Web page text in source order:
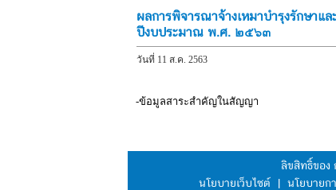
ผลการพิจารณาจ้างเหมาบำรุงรักษาแ
ปีงบประมาณ พ.ศ. ๒๕๖๓
วันที่ 11 ส.ค. 2563
-ข้อมูลสาระสำคัญในสัญญา
ลิขสิทธิ์ของ
นโยบายเว็บไซต์
| นโยบายก